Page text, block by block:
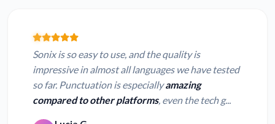
Sonix is so easy to use, and the quality is
impressive in almost all languages we have tested
so far. Punctuation is especiallyamazing
compared to other platforms, even the tech g...